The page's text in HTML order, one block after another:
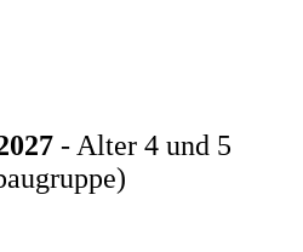
- Alter 4 und 5